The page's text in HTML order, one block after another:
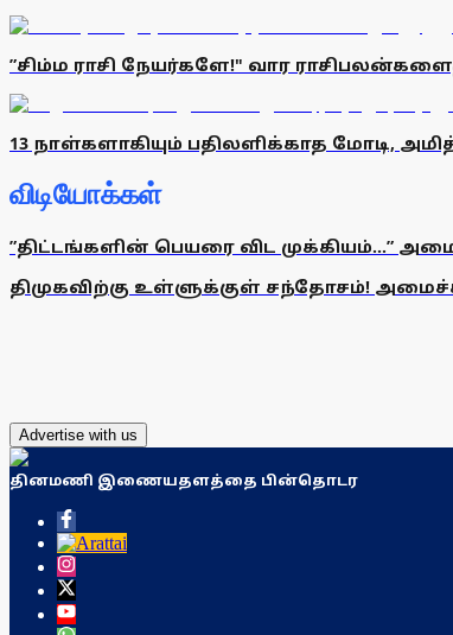
”சிம்ம ராசி நேயர்களே!" வார
13 நாள்களாகியும் பதிலளிக்காத மோடி,
விடியோக்கள்
”திட்டங்களின் பெயரை விட முக்கியம்...”
திமுகவிற்கு உள்ளுக்குள் சந்தோசம்!
Advertise with us
தினமணி இணையதளத்தை பின்தொடர